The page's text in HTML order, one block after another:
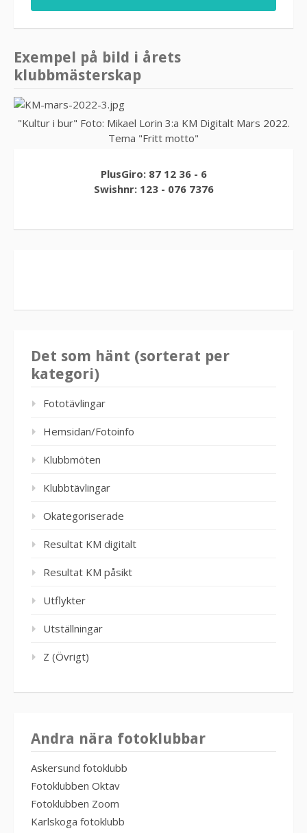
Exempel på bild i årets
klubbmästerskap
"Kultur i bur" Foto: Mikael Lorin 3:a KM Digitalt Mars 2022.
Tema "Fritt motto"
PlusGiro: 87 12 36 - 6
Swishnr: 123 - 076 7376
Det som hänt (sorterat per
kategori)
Fototävlingar
Hemsidan/Fotoinfo
Klubbmöten
Klubbtävlingar
Okategoriserade
Resultat KM digitalt
Resultat KM påsikt
Utflykter
Utställningar
Z (Övrigt)
Andra nära fotoklubbar
Askersund fotoklubb
Fotoklubben Oktav
Fotoklubben Zoom
Karlskoga fotoklubb